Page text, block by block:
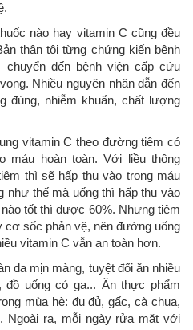
nào hay vitamin C cũng đều
thân tôi từng chứng kiến bệnh
đến bệnh viện cấp cứu
Nhiều nguyên nhân dẫn đến
đúng, nhiễm khuẩn, chất lượng
vitamin C theo đường tiêm có
máu hoàn toàn. Với liều thông
thì sẽ hấp thu vào trong máu
như thế mà uống thì hấp thu vào
tốt thì được 60%. Nhưng tiêm
cơ sốc phản vệ, nên đường uống
vitamin C vẫn an toàn hơn.
da mịn màng, tuyệt đối ăn nhiều
uống có ga... Ăn thực phẩm
mùa hè: đu đủ, gấc, cà chua,
Ngoài ra, mỗi ngày rửa mặt với